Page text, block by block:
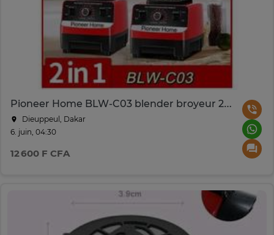
Pioneer Home BLW-C03 blender broyeur 2 en 1 1,5L rouge
Dieuppeul, Dakar
6. juin, 04:30
12 600 F CFA